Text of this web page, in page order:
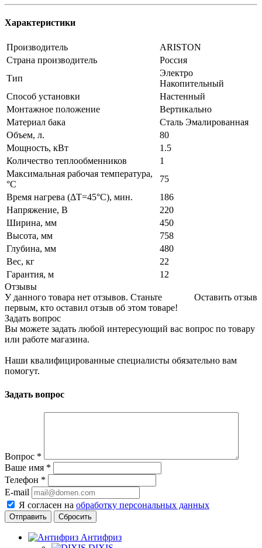
Характеристики
Производитель
ARISTON
Страна производитель
Россия
Тип
Электро
Накопительный
Способ установки
Настенный
Монтажное положение
Вертикально
Материал бака
Сталь Эмалированная
Объем, л.
80
Мощность, кВт
1.5
Количество теплообменников
1
Максимальная рабочая температура,
°C
75
Время нагрева (ΔT=45°С), мин.
186
Напряжение, В
220
Ширина, мм
450
Высота, мм
758
Глубина, мм
480
Вес, кг
22
Гарантия, м
12
Отзывы
Оставить отзыв
У данного товара нет отзывов. Станьте
первым, кто оставил отзыв об этом товаре!
Задать вопрос
Вы можете задать любой интересующий вас вопрос по товару
или работе магазина.
Наши квалифицированные специалисты обязательно вам
помогут.
Задать вопрос
Вопрос *
Ваше имя *
Телефон *
E-mail
Я согласен на обработку персональных данных
Сбросить
Антифриз